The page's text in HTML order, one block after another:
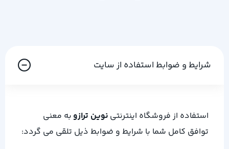
شرایط و ضوابط استفاده از سایت
استفاده از فروشگاه اینترنتی نوین ترازو به معنی
توافق کامل شما با شرایط و ضوابط ذیل تلقی می گردد: